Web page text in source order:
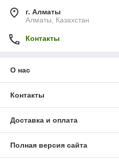
г. Алматы
Алматы, Казахстан
Контакты
О нас
Контакты
Доставка и оплата
Полная версия сайта